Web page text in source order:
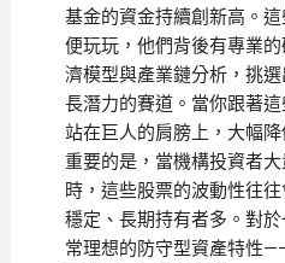
基金的資金持續創新高。
便玩玩，他們背後有專業
濟模型與產業鏈分析，挑
長潛力的賽道。當你跟著
站在巨人的肩膀上，大幅
重要的是，當機構投資者
時，這些股票的波動性往
穩定、長期持有者多。對
常理想的防守型資產特性